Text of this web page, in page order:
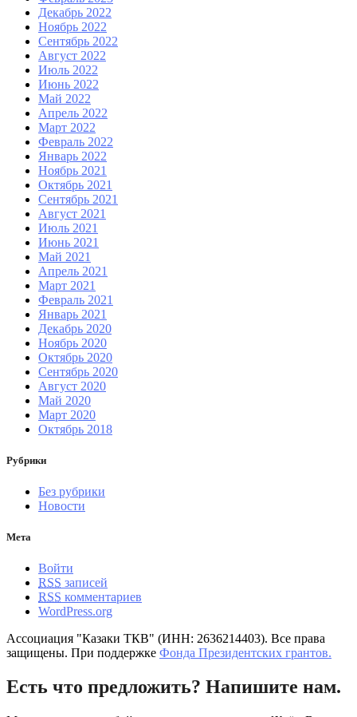
Декабрь 2022
Ноябрь 2022
Сентябрь 2022
Август 2022
Июль 2022
Июнь 2022
Май 2022
Апрель 2022
Март 2022
Февраль 2022
Январь 2022
Ноябрь 2021
Октябрь 2021
Сентябрь 2021
Август 2021
Июль 2021
Июнь 2021
Май 2021
Апрель 2021
Март 2021
Февраль 2021
Январь 2021
Декабрь 2020
Ноябрь 2020
Октябрь 2020
Сентябрь 2020
Август 2020
Май 2020
Март 2020
Октябрь 2018
Рубрики
Без рубрики
Новости
Мета
Войти
RSS записей
RSS комментариев
WordPress.org
Ассоциация "Казаки ТКВ" (ИНН: 2636214403). Все права
защищены. При поддержке Фонда Президентских грантов.
Есть что предложить? Напишите нам.